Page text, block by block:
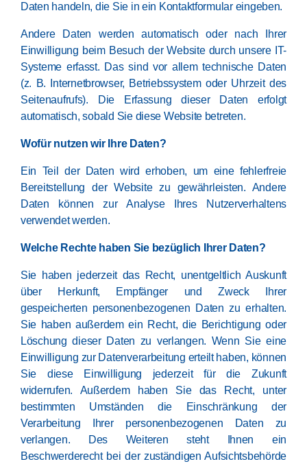
Daten handeln, die Sie in ein Kontaktformular eingeben.
Andere Daten werden automatisch oder nach Ihrer
Einwilligung beim Besuch der Website durch unsere IT-
Systeme erfasst. Das sind vor allem technische Daten
(z. B. Internetbrowser, Betriebssystem oder Uhrzeit des
Seitenaufrufs). Die Erfassung dieser Daten erfolgt
automatisch, sobald Sie diese Website betreten.
Wofür nutzen wir Ihre Daten?
Ein Teil der Daten wird erhoben, um eine fehlerfreie
Bereitstellung der Website zu gewährleisten. Andere
Daten können zur Analyse Ihres Nutzerverhaltens
verwendet werden.
Welche Rechte haben Sie bezüglich Ihrer Daten?
Sie haben jederzeit das Recht, unentgeltlich Auskunft
über Herkunft, Empfänger und Zweck Ihrer
gespeicherten personenbezogenen Daten zu erhalten.
Sie haben außerdem ein Recht, die Berichtigung oder
Löschung dieser Daten zu verlangen. Wenn Sie eine
Einwilligung zur Datenverarbeitung erteilt haben, können
Sie diese Einwilligung jederzeit für die Zukunft
widerrufen. Außerdem haben Sie das Recht, unter
bestimmten Umständen die Einschränkung der
Verarbeitung Ihrer personenbezogenen Daten zu
verlangen. Des Weiteren steht Ihnen ein
Beschwerderecht bei der zuständigen Aufsichtsbehörde